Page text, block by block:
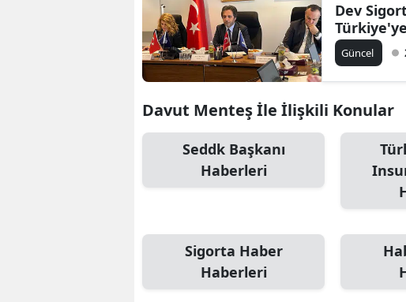
Dev
Güncel
Davut Menteş İle İlişkili Konular
Seddk Başkanı
Haberleri
Sigorta Haber
Haberleri